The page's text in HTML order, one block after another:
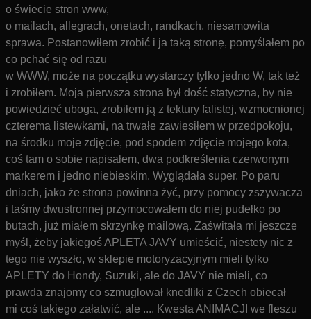
o świecie stron www,
o mailach, allegrach, onetach, randkach, niesamowita
sprawa. Postanowiłem zrobić i ja taką stronę, pomyślałem po
co pchać się od razu
w WWW, może na początku wystarczy tylko jedno W, tak też
i zrobiłem. Moja pierwsza strona był dość statyczna, by nie
powiedzieć uboga, zrobiłem ją z tektury falistej, wzmocnionej
czterema listewkami, na trwałe zawiesiłem w przedpokoju,
na środku moje zdjęcie, pod spodem zdjęcie mojego kota,
coś tam o sobie napisałem, dwa podkreślenia czerwonym
markerem i jedno niebieskim. Wyglądała super. Po paru
dniach, jako że strona powinna żyć, przy pomocy zszywacza
i taśmy dwustronnej przymocowałem do niej pudełko po
butach, już miałem skrzynkę mailową. Zaświtała mi jeszcze
myśl, żeby jakiegoś APLETA JAVY umieścić, niestety nic z
tego nie wyszło, w sklepie motoryzacyjnym mieli tylko
APLETY do Hondy, Suzuki, ale do JAVY nie mieli, co
prawda znajomy co szmuglował knedliki z Czech obiecał
mi coś takiego załatwić, ale .... Kwesta ANIMACJI we fleszu